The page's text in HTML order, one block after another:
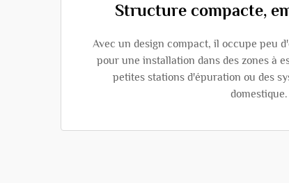
Structure compacte,
Avec un design compact, il occupe peu
pour une installation dans des zones à
petites stations d'épuration ou des
domestique.